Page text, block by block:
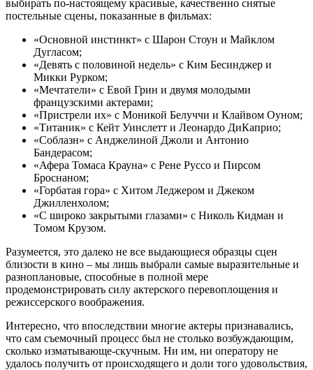
выбирать по-настоящему красивые, качественно снятые
постельные сцены, показанные в фильмах:
«Основной инстинкт» с Шарон Стоун и Майклом
Дугласом;
«Девять с половиной недель» с Ким Бесинджер и
Микки Рурком;
«Мечтатели» с Евой Грин и двумя молодыми
французскими актерами;
«Пристрели их» с Моникой Белуччи и Клайвом Оуном;
«Титаник» с Кейт Уинслетт и Леонардо ДиКаприо;
«Соблазн» с Анджелиной Джоли и Антонио
Бандерасом;
«Афера Томаса Крауна» с Рене Руссо и Пирсом
Броснаном;
«Горбатая гора» с Хитом Леджером и Джеком
Джилленхолом;
«С широко закрытыми глазами» с Николь Кидман и
Томом Крузом.
Разумеется, это далеко не все выдающиеся образцы сцен
близости в кино – мы лишь выбрали самые выразительные и
разноплановые, способные в полной мере
продемонстрировать силу актерского перевоплощения и
режиссерского воображения.
Интересно, что впоследствии многие актеры признавались,
что сам съемочный процесс был не столько возбуждающим,
сколько изматывающе-скучным. Ни им, ни оператору не
удалось получить от происходящего и доли того удовольствия,